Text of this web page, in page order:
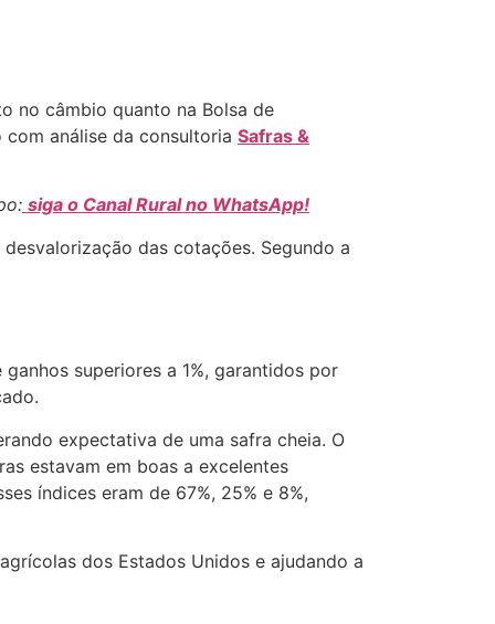
no câmbio quanto na Bolsa de
análise da consultoria Safras &
siga o Canal Rural no WhatsApp!
das cotações. Segundo a
superiores a 1%, garantidos por
expectativa de uma safra cheia. O
estavam em boas a excelentes
índices eram de 67%, 25% e 8%,
dos Estados Unidos e ajudando a